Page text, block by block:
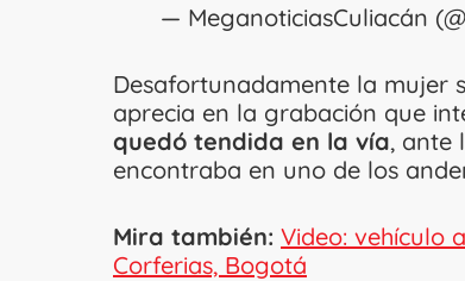
— MeganoticiasCuliacán
Desafortunadamente la mujer
aprecia en la grabación que
quedó tendida en la vía, ante
encontraba en uno de los
Mira también: Video: vehículo
Corferias, Bogotá